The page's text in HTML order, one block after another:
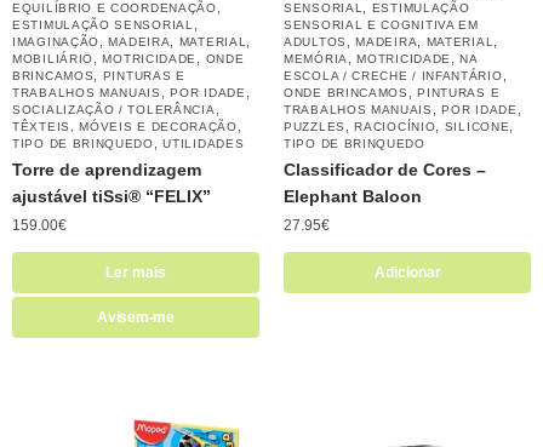
EQUILÍBRIO E COORDENAÇÃO
ESTIMULAÇÃO SENSORIAL
IMAGINAÇÃO ,MADEIRA MATERIAL
MOBILIÁRIO ,MOTRICIDADE
ONDE
BRINCAMOS
PINTURAS E
TRABALHOS MANUAIS
,POR IDADE
SOCIALIZAÇÃO / TOLERÂNCIA
TÊXTEIS, MÓVEIS E DECORAÇÃO
TIPO DE BRINQUEDO ,UTILIDADES
Torre de aprendizagem
ajustável tiSsi® “FELIX”
159.00€
Ler mais
Avisem-me
SENSORIAL
ESTIMULAÇÃO
SENSORIAL E COGNITIVA EM
ADULTOS
,MADEIRA MATERIAL
MEMÓRIA ,MOTRICIDADE ,NA
ESCOLA / CRECHE / INFANTÁRIO
ONDE BRINCAMOS ,PINTURAS E
TRABALHOS MANUAIS
,POR IDADE
PUZZLES ,RACIOCÍNIO SILICONE
TIPO DE BRINQUEDO
Classificador de Cores –
Elephant Baloon
27.95€
Adicionar